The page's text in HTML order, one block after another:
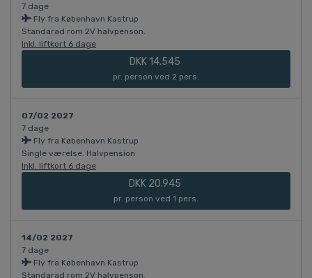
7 dage
Fly fra København Kastrup
Standarad rom 2V halvpenson.
Inkl. liftkort 6 dage
DKK 14.545
pr. person ved 2 pers.
07/02 2027
7 dage
Fly fra København Kastrup
Single værelse. Halvpension
Inkl. liftkort 6 dage
DKK 20.945
pr. person ved 1 pers.
14/02 2027
7 dage
Fly fra København Kastrup
Standarad rom 2V halvpenson.